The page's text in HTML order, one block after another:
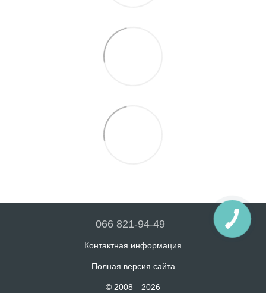
066 821-94-49
Контактная информация
Полная версия сайта
© 2008—2026